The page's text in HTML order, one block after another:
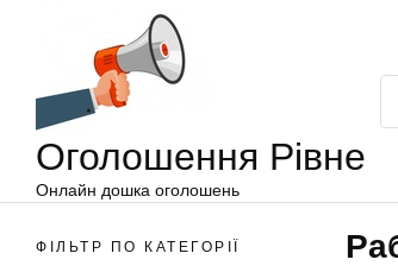
Оголошення Рівне
Онлайн дошка оголошень
ФІЛЬТР ПО КАТЕГОРІЇ